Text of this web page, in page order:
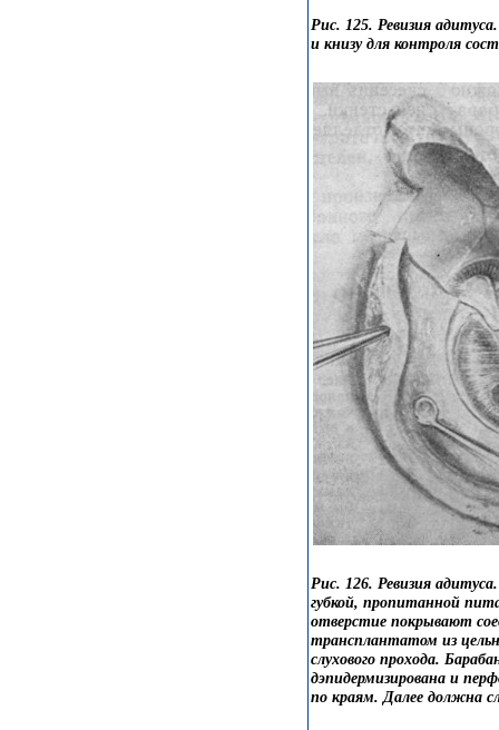
Рис. 125. Ревизия
и книзу для контроля
Рис. 126. Ревизия
губкой, пропитанной
отверстие покрывают
трансплантатом из
слухового прохода.
дэпидермизирована и
по краям. Далее должна